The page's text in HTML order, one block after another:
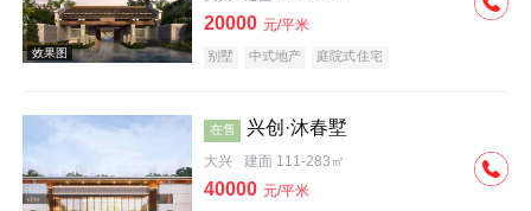
效果图
20000 元/平米
别墅 中式地产 庭院式住宅
在售 兴创·沐春墅
大兴 建面 111-283㎡
40000 元/平米